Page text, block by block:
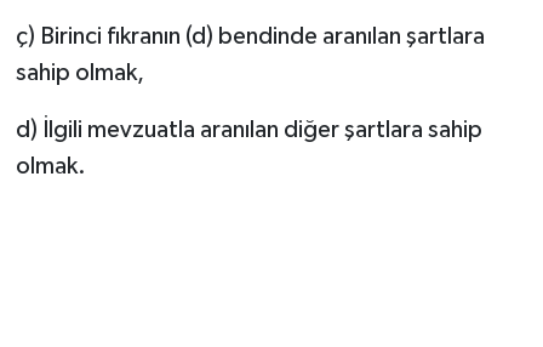
ç) Birinci fıkranın (d) bendinde aranılan şartlara
sahip olmak,
d) İlgili mevzuatla aranılan diğer şartlara sahip
olmak.